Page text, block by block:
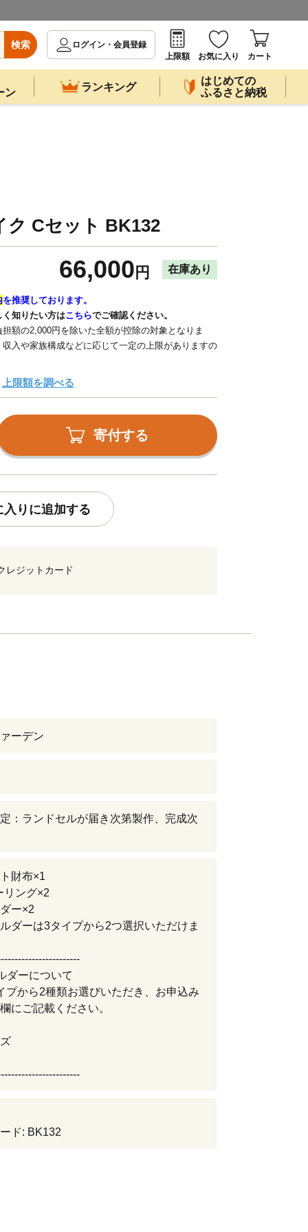
検索
ログイン・会員登録
上限額
お気に入り カート
ン ランキング
はじめての
ふるさと納税
ク Cセット BK132
66,000 円 在庫あり
を推奨しております。
知りたい方はこちらでご確認ください。
額の2,000円を除いた全額が控除の対象となりま
入や家族構成などに応じて一定の上限がありますの
上限額を調べる
寄付する
入りに追加する
レジットカード
ーデン
：ランドセルが届き次第製作、完成次
財布×1
リング×2
ー×2
ダーは3タイプから2つ選択いただけま
ダーについて
プから2種類お選びいただき、お申込み
にご記載ください。
ド: BK132